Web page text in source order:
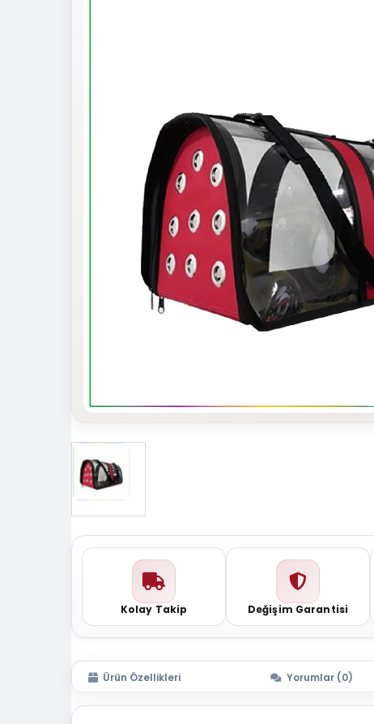
Kolay Takip Değişim Garantisi
Ürün Özellikleri Yorumlar (0)